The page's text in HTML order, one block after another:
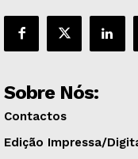
Sobre Nós:
Contactos
Edição Impressa/